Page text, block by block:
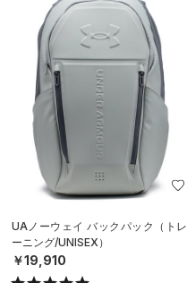
UAノーウェイ バックパック（トレ
ーニング/UNISEX）
￥19,910